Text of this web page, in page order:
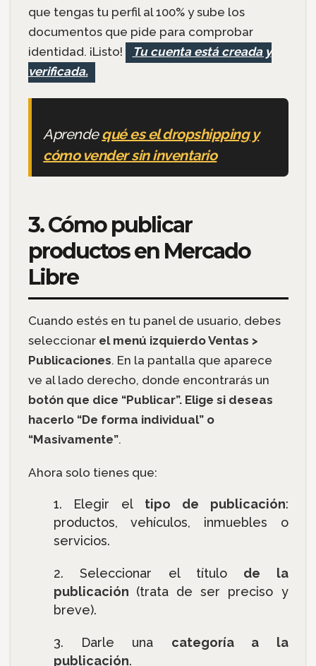
que tengas tu perfil al 100% y sube los
documentos que pide para comprobar
identidad. ¡Listo!
Tu cuenta está creada y
verificada.
Aprendequé es el dropshipping y
cómo vender sin inventario
3. Cómo publicar
productos en Mercado
Libre
Cuando estés en tu panel de usuario, debes
seleccionar el menú izquierdo Ventas >
Publicaciones. En la pantalla que aparece
ve al lado derecho, donde encontrarás un
botón que dice “Publicar”. Elige si deseas
hacerlo “De forma individual” o
“Masivamente”.
Ahora solo tienes que:
Elegir el tipo de publicación:
productos, vehículos, inmuebles o
servicios.
Seleccionar el título de la
publicación (trata de ser preciso y
breve).
Darle una categoría a la
publicación.